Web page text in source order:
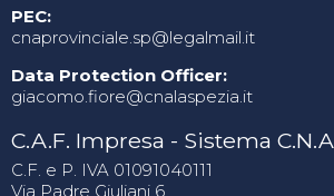
PEC:
cnaprovinciale.sp@legalmail.it
Data Protection Officer:
giacomo.fiore@cnalaspezia.it
C.A.F. Impresa - Sistema
C.F. e P. IVA 01091040111
Via Padre Giuliani 6